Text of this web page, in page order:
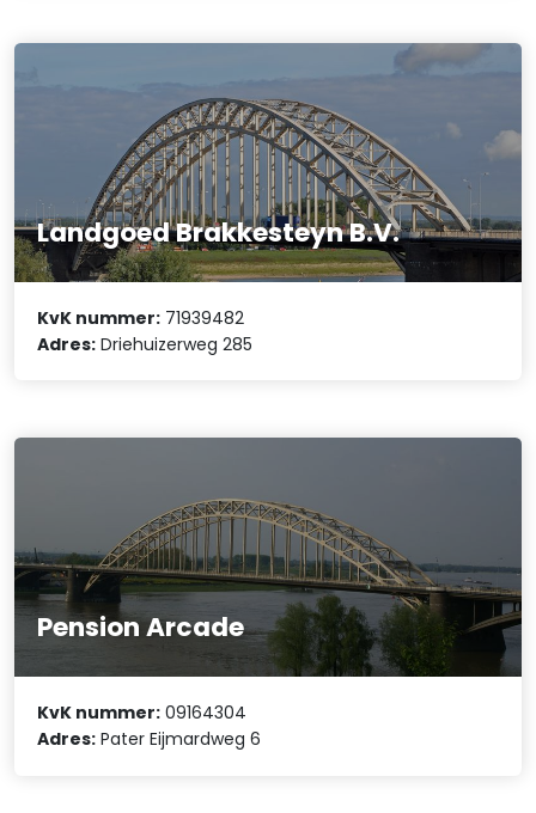
Landgoed Brakkesteyn B.V.
KvK nummer: 71939482
Adres: Driehuizerweg 285
Pension Arcade
KvK nummer: 09164304
Adres: Pater Eijmardweg 6